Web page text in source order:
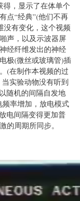
得，显示了在体单个
点“经典”(他们不再
没有变化，这个视频
声，以及示波器屏
经纤维发出的神经
极(微丝或玻璃管)插
(在制作本视频的过
实验动物没有听到
随机的间隔自发地
率增加，放电模式
电间隔变得更加普
的周期所同步。